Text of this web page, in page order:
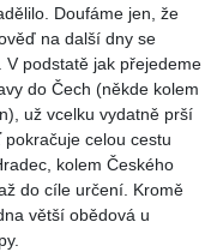
Doufáme jen, že
na další dny se
V podstatě jak přejedeme
do Čech (někde kolem
už vcelku vydatně prší
pokračuje celou cestu
kolem Českého
do cíle určení. Kromě
větší obědová u